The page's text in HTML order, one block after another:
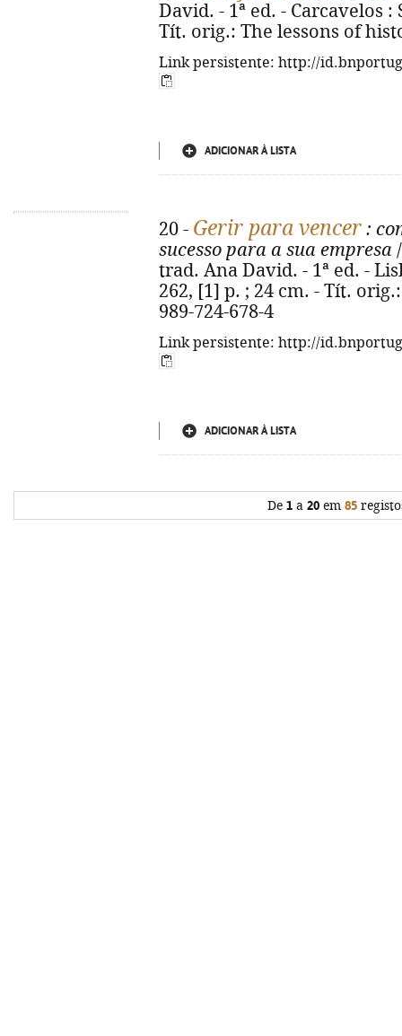
David. - 1ª ed. - Carcavelos :
Tít. orig.: The lessons of
Link persistente: http://
ADICIONAR À LISTA
20 - Gerir para vencer :
sucesso para a sua empresa
trad. Ana David. - 1ª ed. -
262, [1] p. ; 24 cm. - Tít.
989-724-678-4
Link persistente: http://
ADICIONAR À LISTA
De 1a 20em 85